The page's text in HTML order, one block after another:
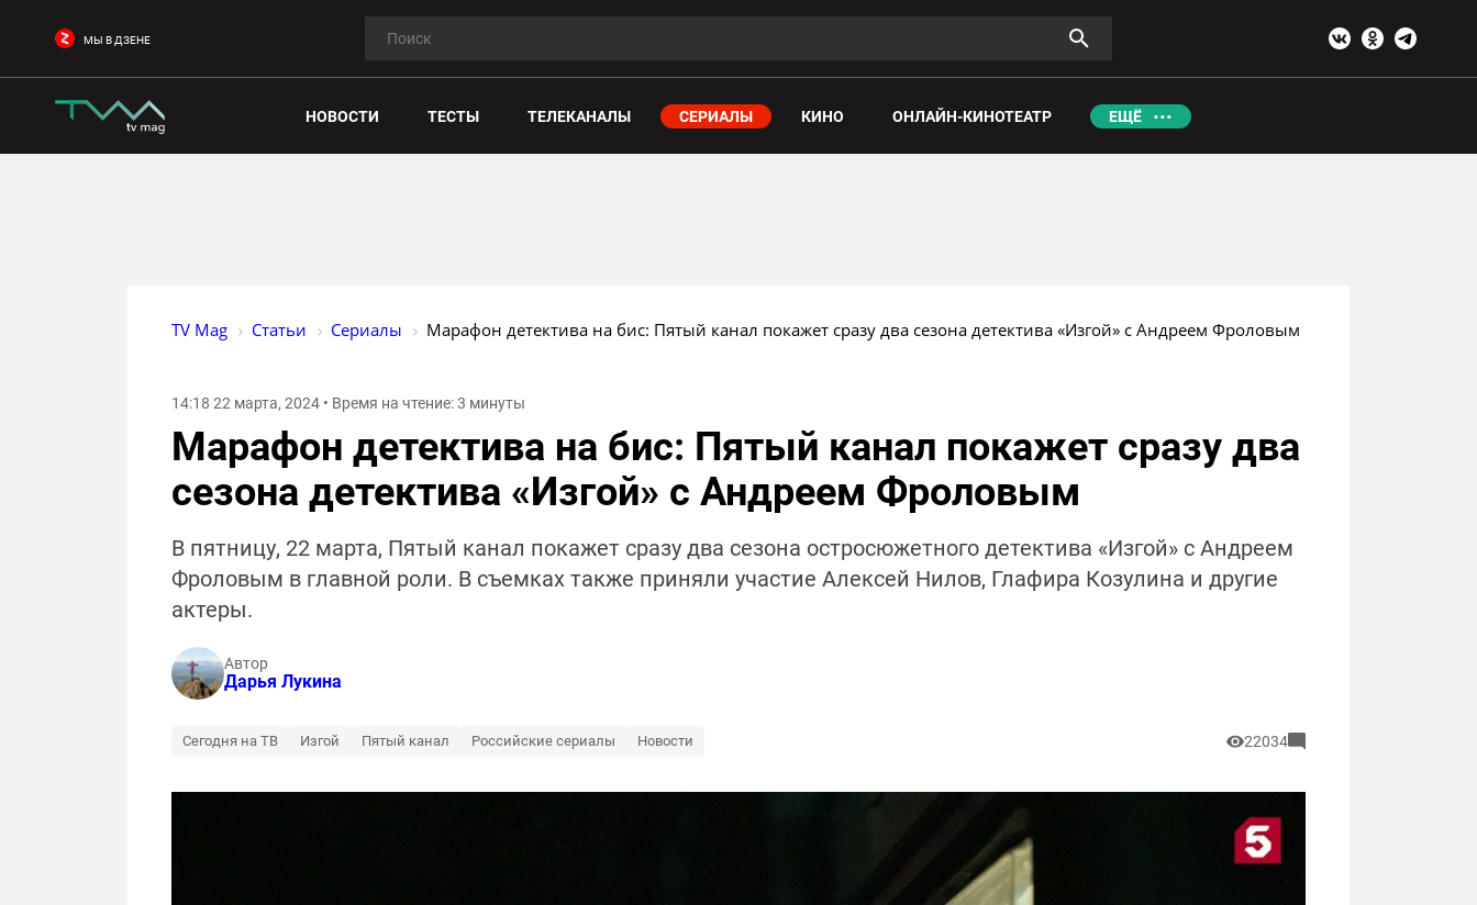
МЫ В ДЗЕНЕ
НОВОСТИ ТЕСТЫ ТЕЛЕКАНАЛЫ СЕРИАЛЫ КИНО ОНЛАЙН-КИНОТЕАТР ЕЩЁ
TV Mag Статьи Сериалы Марафон детектива на бис: Пятый канал покажет сразу два сезона детектива «Изгой» с Андреем Фроловым
14:18 22 марта, 2024 • Время на чтение: 3 минуты
Марафон детектива на бис: Пятый канал покажет сразу два
сезона детектива «Изгой» с Андреем Фроловым
В пятницу, 22 марта, Пятый канал покажет сразу два сезона остросюжетного детектива «Изгой» с Андреем
Фроловым в главной роли. В съемках также приняли участие Алексей Нилов, Глафира Козулина и другие
актеры.
Автор
Дарья Лукина
Сегодня на ТВ Изгой Пятый канал Российские сериалы Новости 22034